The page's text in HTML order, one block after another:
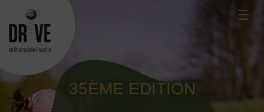
content
☰
35ÈME EDITION